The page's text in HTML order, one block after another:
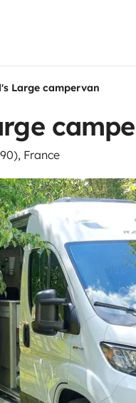
Large campervan
France